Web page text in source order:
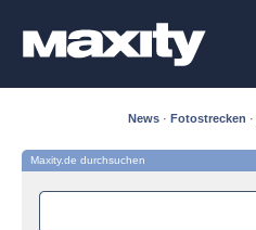
News · Fotostrecken ·
Maxity.de durchsuchen